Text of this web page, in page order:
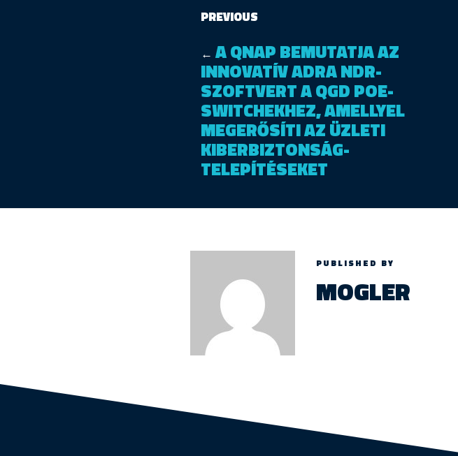
PREVIOUS
← A QNAP BEMUTATJA AZ
INNOVATÍV ADRA NDR-
SZOFTVERT A QGD POE-
SWITCHEKHEZ, AMELLYEL
MEGERŐSÍTI AZ ÜZLETI
KIBERBIZTONSÁG-
TELEPÍTÉSEKET
PUBLISHED BY
MOGLER